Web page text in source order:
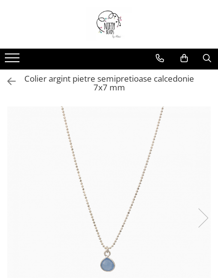
Colier argint pietre semipretioase calcedonie
7x7 mm